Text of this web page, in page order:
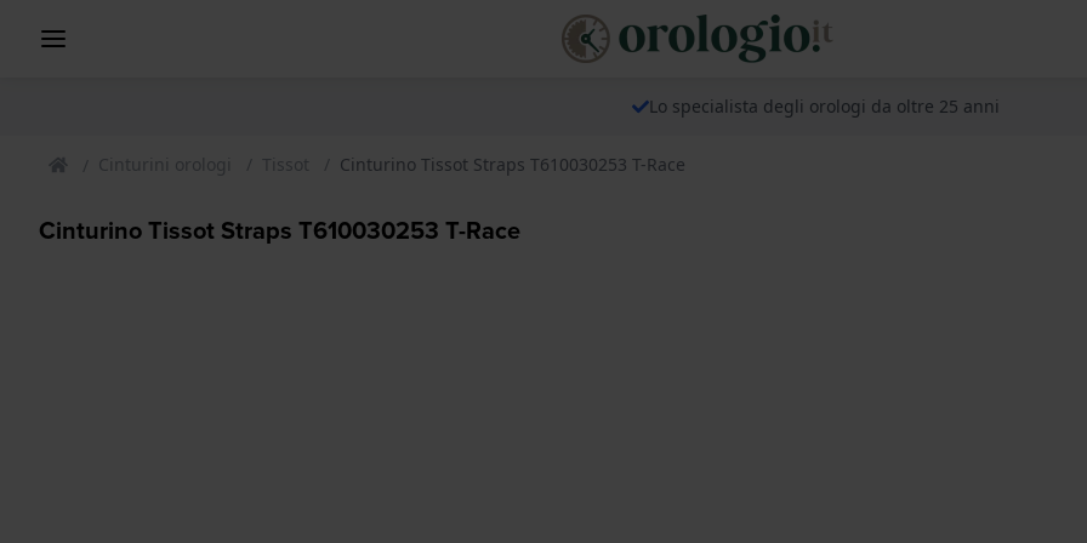
Lo specialista degli orologi da oltre 25 anni
Cinturini orologi Tissot Cinturino Tissot Straps T610030253 T-Race
Cinturino Tissot Straps T610030253 T-Race